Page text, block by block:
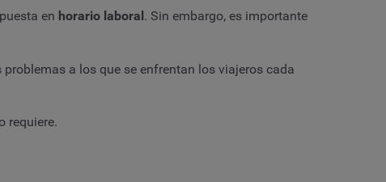
en horario laboral . Sin embargo, es importante
a los que se enfrentan los viajeros cada
requiere.